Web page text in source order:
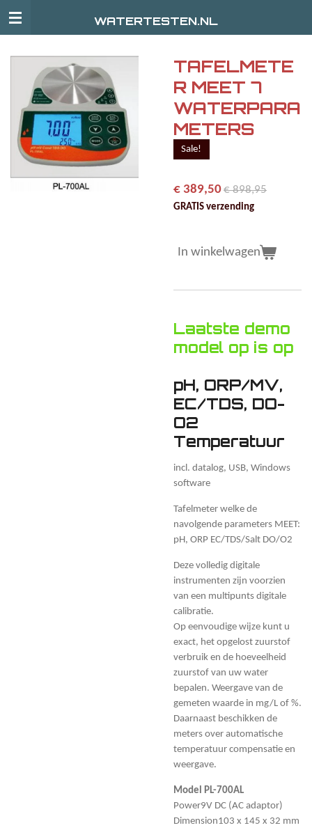
Ga
de
hoofdinhoud
WATERTESTEN.NL
TAFELMETE
R MEET 7
WATERPARA
METERS
Sale!
€ 389,50€ 898,95
GRATIS verzending
In winkelwagen
Laatste demo
model op is op
pH, ORP/MV,
EC/TDS, DO-
O2
Temperatuur
incl. datalog, USB, Windows
software
Tafelmeter welke de
navolgende parameters MEET:
pH, ORP EC/TDS/Salt DO/O2
Deze volledig digitale
instrumenten zijn voorzien
van een multipunts digitale
calibratie.
Op eenvoudige wijze kunt u
exact, het opgelost zuurstof
verbruik en de hoeveelheid
zuurstof van uw water
bepalen. Weergave van de
gemeten waarde in mg/L of %.
Daarnaast beschikken de
meters over automatische
temperatuur compensatie en
weergave.
Model PL-700AL
Power9V DC (AC adaptor)
Dimension103 x 145 x 32 mm